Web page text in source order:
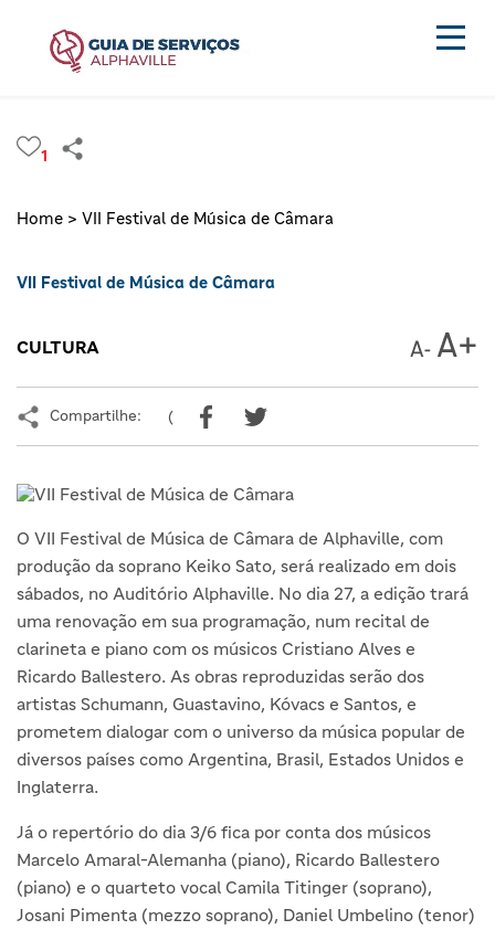
1
Home > VII Festival de Música de Câmara
VII Festival de Música de Câmara
CULTURA
Compartilhe: (
O VII Festival de Música de Câmara de Alphaville, com
produção da soprano Keiko Sato, será realizado em dois
sábados, no Auditório Alphaville. No dia 27, a edição trará
uma renovação em sua programação, num recital de
clarineta e piano com os músicos Cristiano Alves e
Ricardo Ballestero. As obras reproduzidas serão dos
artistas Schumann, Guastavino, Kóvacs e Santos, e
prometem dialogar com o universo da música popular de
diversos países como Argentina, Brasil, Estados Unidos e
Inglaterra.
Já o repertório do dia 3/6 fica por conta dos músicos
Marcelo Amaral-Alemanha (piano), Ricardo Ballestero
(piano) e o quarteto vocal Camila Titinger (soprano),
Josani Pimenta (mezzo soprano), Daniel Umbelino (tenor)